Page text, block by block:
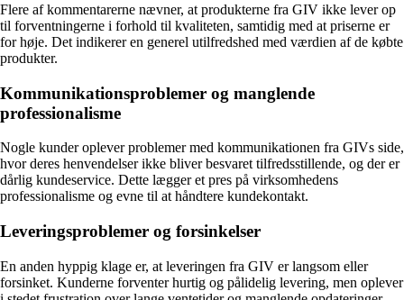
Flere af kommentarerne nævner, at produkterne fra GIV ikke lever op
til forventningerne i forhold til kvaliteten, samtidig med at priserne er
for høje. Det indikerer en generel utilfredshed med værdien af de købte
produkter.
Kommunikationsproblemer og manglende
professionalisme
Nogle kunder oplever problemer med kommunikationen fra GIVs side,
hvor deres henvendelser ikke bliver besvaret tilfredsstillende, og der er
dårlig kundeservice. Dette lægger et pres på virksomhedens
professionalisme og evne til at håndtere kundekontakt.
Leveringsproblemer og forsinkelser
En anden hyppig klage er, at leveringen fra GIV er langsom eller
forsinket. Kunderne forventer hurtig og pålidelig levering, men oplever